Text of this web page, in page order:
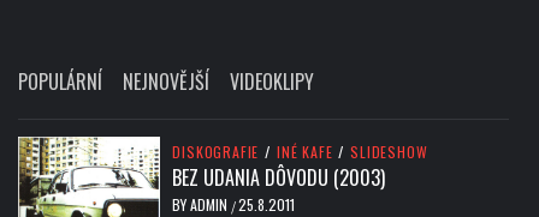
POPULÁRNÍ NEJNOVĚJŠÍ VIDEOKLIPY
DISKOGRAFIE / INÉ KAFE / SLIDESHOW
BEZ UDANIA DÔVODU (2003)
BYADMIN /25.8.2011